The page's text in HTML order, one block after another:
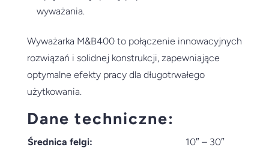
wyważania.
Wyważarka M&B400 to połączenie innowacyjnych
rozwiązań i solidnej konstrukcji, zapewniające
optymalne efekty pracy dla długotrwałego
użytkowania.
Dane techniczne:
Średnica felgi:
10″ – 30″